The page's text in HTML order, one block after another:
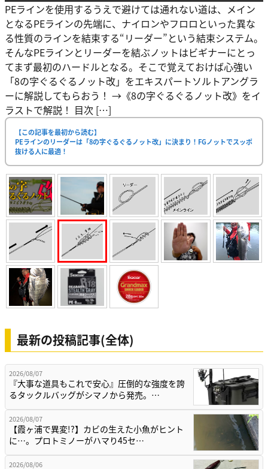
PEラインを使用するうえで避けては通れない道は、メイン
となるPEラインの先端に、ナイロンやフロロといった異な
る性質のラインを結束する“リーダー”という結束システム。
そんなPEラインとリーダーを結ぶノットはビギナーにとっ
てまず最初のハードルとなる。そこで覚えておけば心強い
「8の字ぐるぐるノット改」をエキスパートソルトアングラ
ーに解説してもらおう！ →《8の字ぐるぐるノット改》をイ
ラストで解説！ 目次 […]
【この記事を最初から読む】
PEラインのリーダーは「8の字ぐるぐるノット改」に決まり！FGノットでスッポ
抜ける人に最適！
最新の投稿記事(全体)
2026/08/07
『大事な道具もこれで安心』圧倒的な強度を誇
るタックルバッグがシマノから発売。…
2026/08/07
【霞ヶ浦で異変!?】カビの生えた小魚がヒント
に…。プロトミノーがハマり45セ…
2026/08/06